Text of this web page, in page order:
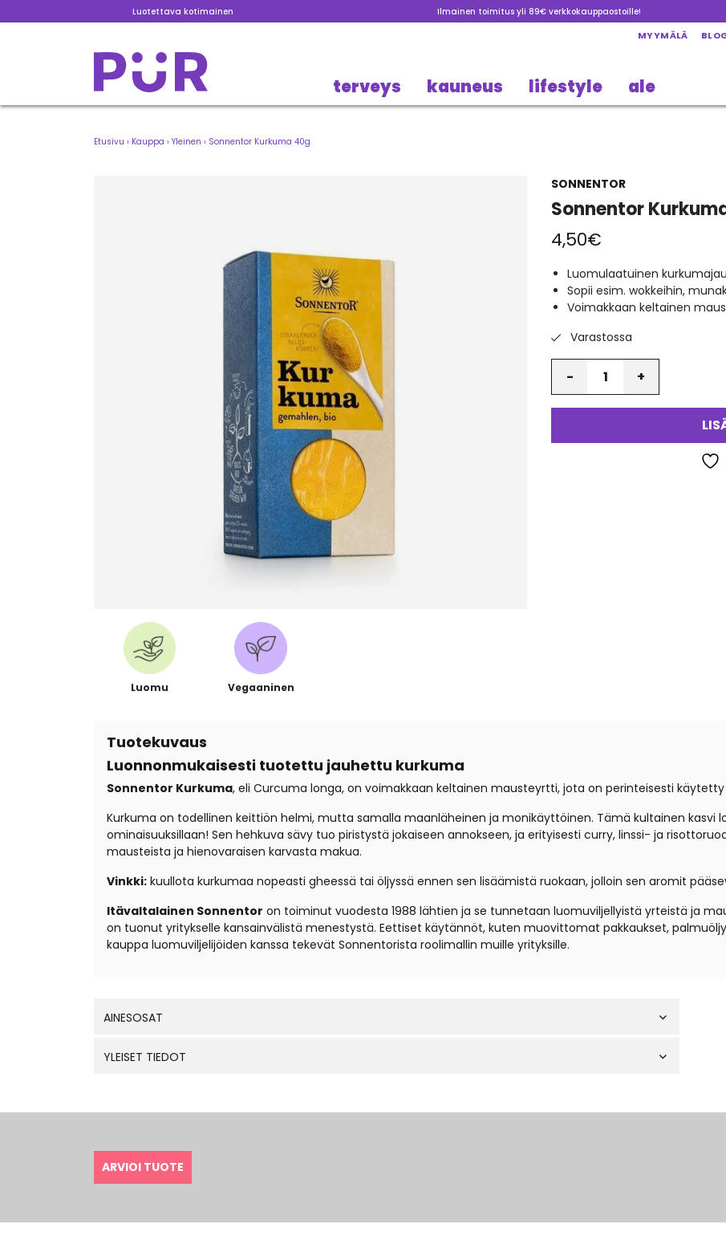
Luotettava kotimainen Ilmainen toimitus yli 89€ verkkokauppaostoille!
MYYMÄLÄ
terveys kauneus lifestyle ale
Etusivu › Kauppa › Yleinen › Sonnentor Kurkuma 40g
SONNENTOR
Sonnentor
4,50€
Luomulaatuinen
Sopii esim. wokkeihin,
Voimakkaan keltainen
Varastossa
Luomu Vegaaninen
Tuotekuvaus
Luonnonmukaisesti tuotettu jauhettu kurkuma
Sonnentor Kurkuma, eli Curcuma longa, on voimakkaan keltainen mausteyrtti, jota on perinteisesti käytetty
Kurkuma on todellinen keittiön helmi, mutta samalla maanläheinen ja monikäyttöinen. Tämä kultainen kasvi
ominaisuuksillaan! Sen hehkuva sävy tuo piristystä jokaiseen annokseen, ja erityisesti curry, linssi- ja
mausteista ja hienovaraisen karvasta makua.
Vinkki: kuullota kurkumaa nopeasti gheessä tai öljyssä ennen sen lisäämistä ruokaan, jolloin sen aromit
Itävaltalainen Sonnentor on toiminut vuodesta 1988 lähtien ja se tunnetaan luomuviljellyistä yrteistä ja
on tuonut yritykselle kansainvälistä menestystä. Eettiset käytännöt, kuten muovittomat pakkaukset,
kauppa luomuviljelijöiden kanssa tekevät Sonnentorista roolimallin muille yrityksille.
AINESOSAT
YLEISET TIEDOT
ARVIOI TUOTE